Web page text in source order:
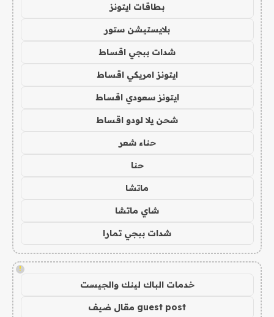
بطاقات ايتونز
بلايستيشن ستور
شدات ببجي اقساط
ايتونز امريكي اقساط
ايتونز سعودي اقساط
شحن يلا لودو اقساط
حناء شعر
حنا
ماتشا
شاي ماتشا
شدات ببجي تمارا
!
خدمات الباك لينك والجيست
guest post مقال ضيف